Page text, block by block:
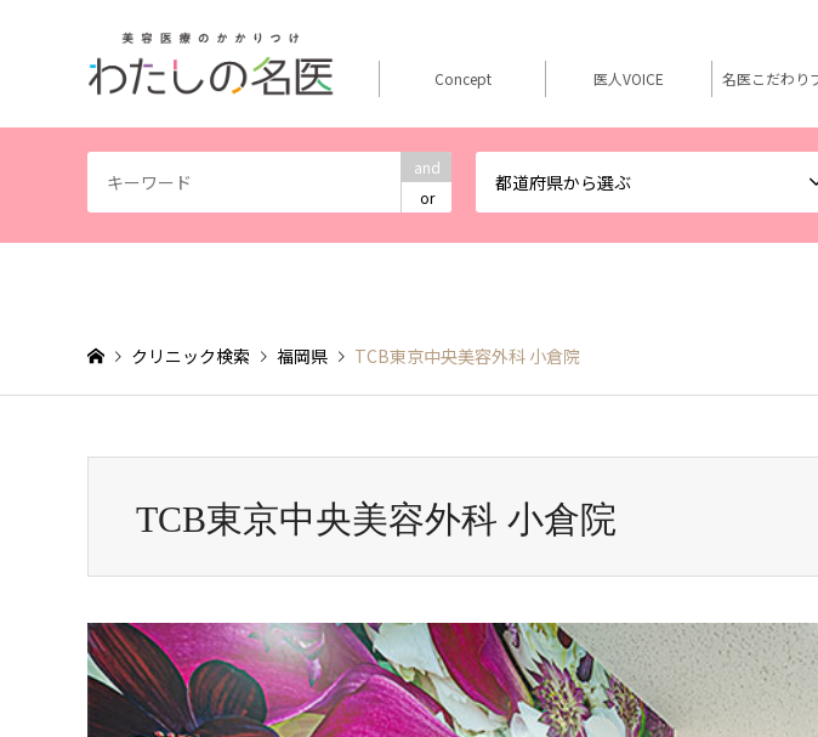
and
or
都道府県から選ぶ
Concept 医人VOICE 名医こだわり
クリニック検索 福岡県 TCB東京中央美容外科 小倉院
TCB東京中央美容外科 小倉院